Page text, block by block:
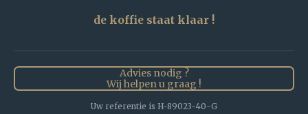
de koffie staat klaar !
Advies nodig ?
Wij helpen u graag !
Uw referentie is H-89023-40-G